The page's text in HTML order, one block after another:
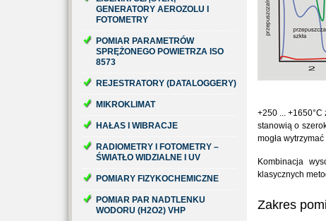
+250 ... +1650°C
stanowią o
mogła
Kombinacja
klasycznych
Zakres
GENERATORY AEROZOLU I
FOTOMETRY
POMIAR PARAMETRÓW
SPRĘŻONEGO POWIETRZA ISO
8573
REJESTRATORY (DATALOGGERY)
MIKROKLIMAT
HAŁAS I WIBRACJE
RADIOMETRY I FOTOMETRY –
ŚWIATŁO WIDZIALNE I UV
POMIARY FIZYKOCHEMICZNE
POMIAR PAR NADTLENKU
WODORU (H2O2) VHP